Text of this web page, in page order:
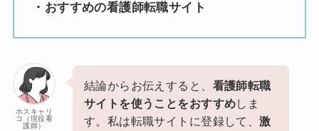
・おすすめの看護師転職サイト
ホスキャリ
コ（現役看
護師）
結論からお伝えすると、 看護師転職
サイトを使うことをおすすめしま
す。私は転職サイトに登録して、激